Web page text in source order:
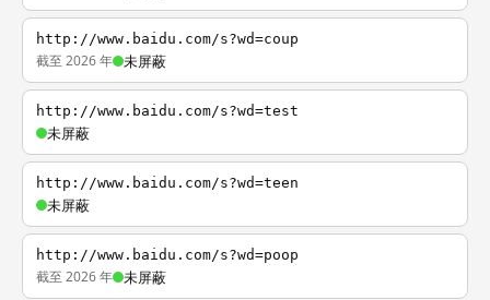
http://www.baidu.com/s?wd=coup
截至 2026 年 未屏蔽
http://www.baidu.com/s?wd=test
未屏蔽
http://www.baidu.com/s?wd=teen
未屏蔽
http://www.baidu.com/s?wd=poop
截至 2026 年 未屏蔽